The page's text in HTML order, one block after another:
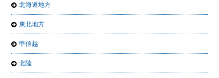
北海道地方
東北地方
甲信越
北陸